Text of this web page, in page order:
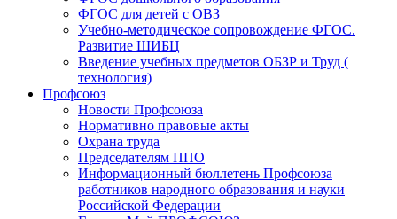
ФГОС для детей с ОВЗ
Учебно-методическое сопровождение ФГОС.
Развитие ШИБЦ
Введение учебных предметов ОБЗР и Труд (
технология)
Профсоюз
Новости Профсоюза
Нормативно правовые акты
Охрана труда
Председателям ППО
Информационный бюллетень Профсоюза
работников народного образования и науки
Российской Федерации